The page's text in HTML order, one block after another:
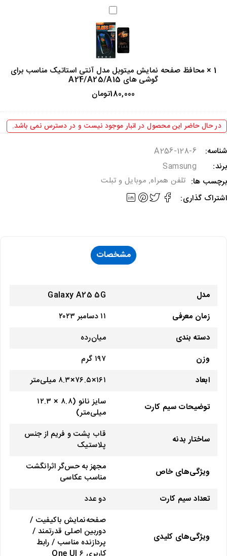
محافظ
صفحه
نمایش
میتوبل
مدل
آنتی
استاتیک
مناسب
برای
گوشی
A24/A25/A15
×محافظ صفحه نمایش میتوبل مدل آنتی استاتیک مناسب برای
گوشی های A24/A25/A15
180,000تومان
در حال حاضر این محصول در انبار موجود نیست و در دسترس نمی باشد.
A256-128-6
Samsung
ها:
تلفن همراه,موبایل و تبلت
گذاری:
مشخصات
مدل
Galaxy A25 5G
زمان معرفی
۱۱ دسامبر ۲۰۲۳
دسته ‌بندی
‌میان‌رده
وزن
۱۹۷ گرم
ابعاد
۱۶۱×۷۶.۵×۸.۳ میلی‌متر
توضیحات سیم کارت
سایز نانو (۸.۸ × ۱۲.۳
میلی‌متر)
ساختار بدنه
قاب پشت و فریم از جنس
پلاستیک
ویژگی‌های خاص
مجهز به حس‌گر اثرانگشت
مناسب عکاسی
تعداد سیم کارت
دو عدد
ویژگی‌های کلیدی
صفحه‌نمایش با‌کیفیت /
دوربین اصلی قدرتمند /
پردازنده مناسب / رابط